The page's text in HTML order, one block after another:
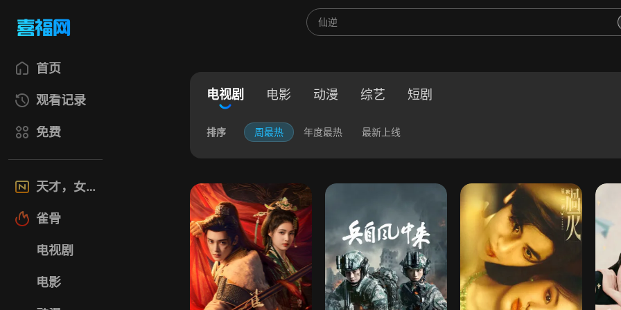
首页
观看记录
免费
天才，女友
雀骨
电视剧
电影
电视剧 电影 动漫 综艺 短剧
排序 周最热 年度最热 最新上线